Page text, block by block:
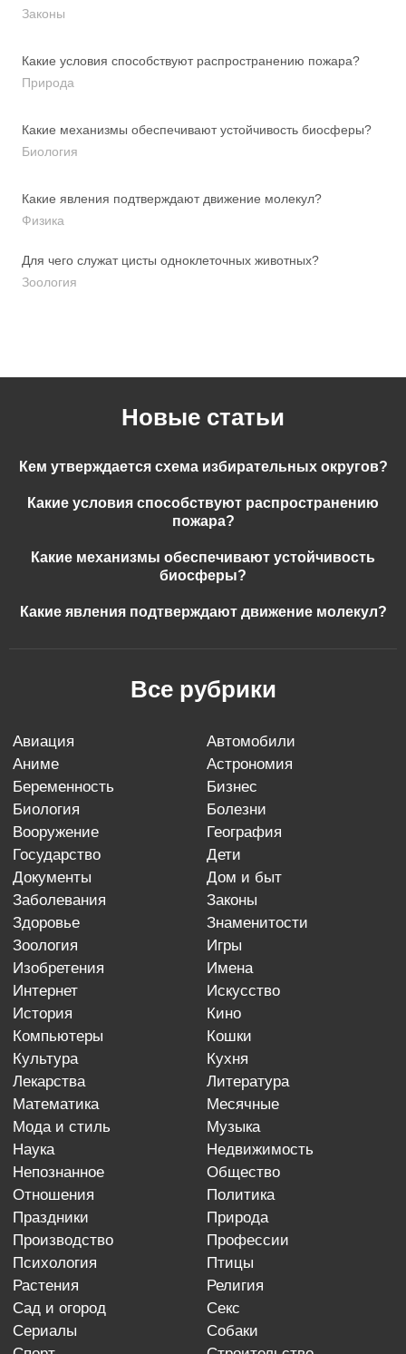
Законы
Какие условия способствуют распространению пожара?
Природа
Какие механизмы обеспечивают устойчивость биосферы?
Биология
Какие явления подтверждают движение молекул?
Физика
Для чего служат цисты одноклеточных животных?
Зоология
Новые статьи
Кем утверждается схема избирательных округов?
Какие условия способствуют распространению
пожара?
Какие механизмы обеспечивают устойчивость
биосферы?
Какие явления подтверждают движение молекул?
Все рубрики
авиация
автомобили
аниме
астрономия
беременность
бизнес
биология
болезни
вооружение
география
государство
дети
документы
дом и быт
заболевания
законы
здоровье
знаменитости
зоология
игры
изобретения
имена
интернет
искусство
история
кино
компьютеры
кошки
культура
кухня
лекарства
литература
математика
месячные
мода и стиль
музыка
наука
недвижимость
непознанное
общество
отношения
политика
праздники
природа
производство
профессии
психология
птицы
растения
религия
сад и огород
секс
сериалы
собаки